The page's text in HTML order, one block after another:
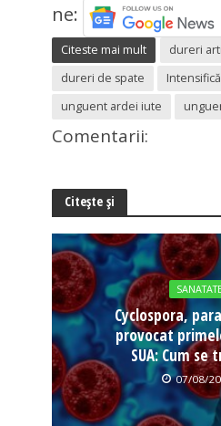
ne:
Citeste mai mult
dureri
dureri de spate
unguent ardei iute
Comentarii:
Citește și
Cyclospora,
provocat
SUA: Cum se
07/08/